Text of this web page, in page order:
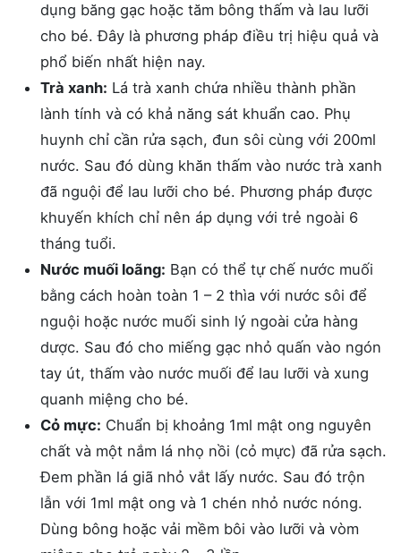
dụng băng gạc hoặc tăm bông thấm và lau lưỡi
cho bé. Đây là phương pháp điều trị hiệu quả và
phổ biến nhất hiện nay.
Trà xanh: Lá trà xanh chứa nhiều thành phần
lành tính và có khả năng sát khuẩn cao. Phụ
huynh chỉ cần rửa sạch, đun sôi cùng với 200ml
nước. Sau đó dùng khăn thấm vào nước trà xanh
đã nguội để lau lưỡi cho bé. Phương pháp được
khuyến khích chỉ nên áp dụng với trẻ ngoài 6
tháng tuổi.
Nước muối loãng: Bạn có thể tự chế nước muối
bằng cách hoàn toàn 1 – 2 thìa với nước sôi để
nguội hoặc nước muối sinh lý ngoài cửa hàng
dược. Sau đó cho miếng gạc nhỏ quấn vào ngón
tay út, thấm vào nước muối để lau lưỡi và xung
quanh miệng cho bé.
Cỏ mực: Chuẩn bị khoảng 1ml mật ong nguyên
chất và một nắm lá nhọ nồi (cỏ mực) đã rửa sạch.
Đem phần lá giã nhỏ vắt lấy nước. Sau đó trộn
lẫn với 1ml mật ong và 1 chén nhỏ nước nóng.
Dùng bông hoặc vải mềm bôi vào lưỡi và vòm